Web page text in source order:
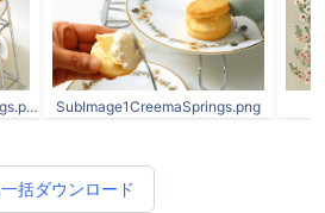
MainContents1CreemaSprings.png SubImage1CreemaSprings.png
一括ダウンロード